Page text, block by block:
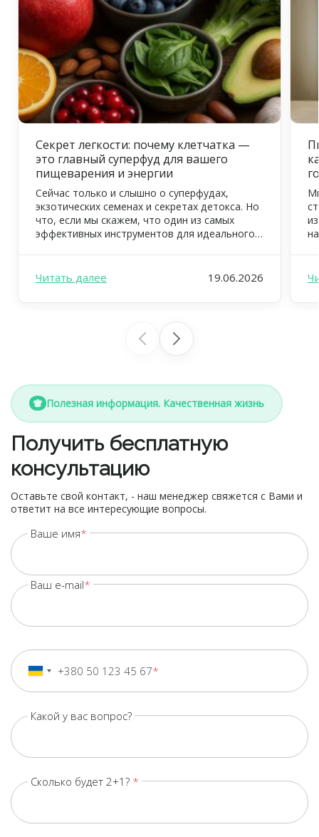
Секрет легкости: почему клетчатка —
это главный суперфуд для вашего
пищеварения и энергии
Сейчас только и слышно о суперфудах,
экзотических семенах и секретах детокса. Но
что, если мы скажем, что один из самых
эффективных инструментов для идеального
клетчатка, или пищевые волокна. В FOODEX
мы ежедневно заботимся о том, чтобы ваш
Читать далее 19.06.2026
Полезная информация. Качественная жизнь
Получить бесплатную
консультацию
Оставьте свой контакт, - наш менеджер свяжется с Вами и
ответит на все интересующие вопросы.
Ваше имя
Ваш e-mail
Ukraine+380
+380 50 123 45 67
Какой у вас вопрос?
Сколько будет 2+1?